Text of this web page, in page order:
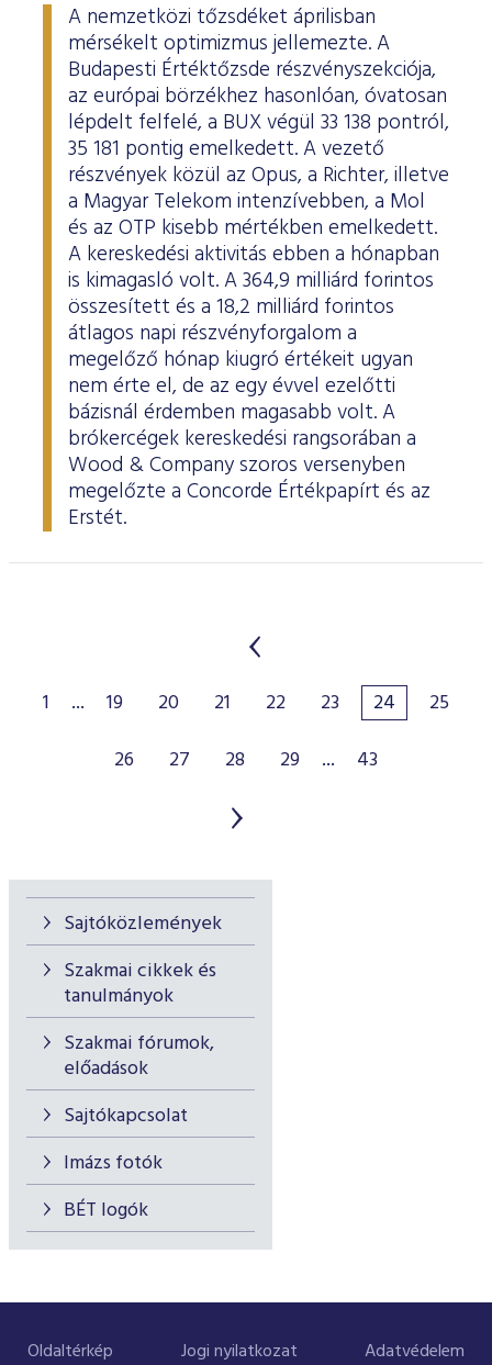
Sajtóközlemények
Szakmai cikkek és
tanulmányok
Szakmai fórumok,
előadások
Sajtókapcsolat
Imázs fotók
BÉT logók
A nemzetközi tőzsdéket áprilisban
mérsékelt optimizmus jellemezte. A
Budapesti Értéktőzsde részvényszekciója,
az európai börzékhez hasonlóan, óvatosan
lépdelt felfelé, a BUX végül 33 138 pontról,
35 181 pontig emelkedett. A vezető
részvények közül az Opus, a Richter, illetve
a Magyar Telekom intenzívebben, a Mol
és az OTP kisebb mértékben emelkedett.
A kereskedési aktivitás ebben a hónapban
is kimagasló volt. A 364,9 milliárd forintos
összesített és a 18,2 milliárd forintos
átlagos napi részvényforgalom a
megelőző hónap kiugró értékeit ugyan
nem érte el, de az egy évvel ezelőtti
bázisnál érdemben magasabb volt. A
brókercégek kereskedési rangsorában a
Wood & Company szoros versenyben
megelőzte a Concorde Értékpapírt és az
Erstét.
1 ... 19 20 21 22 23 24
25
26
27 28 29 ... 43
Oldaltérkép Jogi nyilatkozat Adatvédelem